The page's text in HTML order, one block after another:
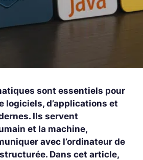
sont essentiels pour
logiciels, d’applications et
Ils servent
et la machine,
avec l’ordinateur de
Dans cet article,